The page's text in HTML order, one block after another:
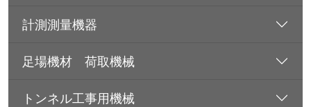
計測測量機器
足場機材 荷取機械
トンネル工事用機械